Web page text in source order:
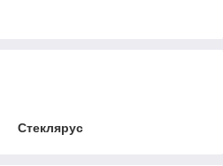
Стеклярус